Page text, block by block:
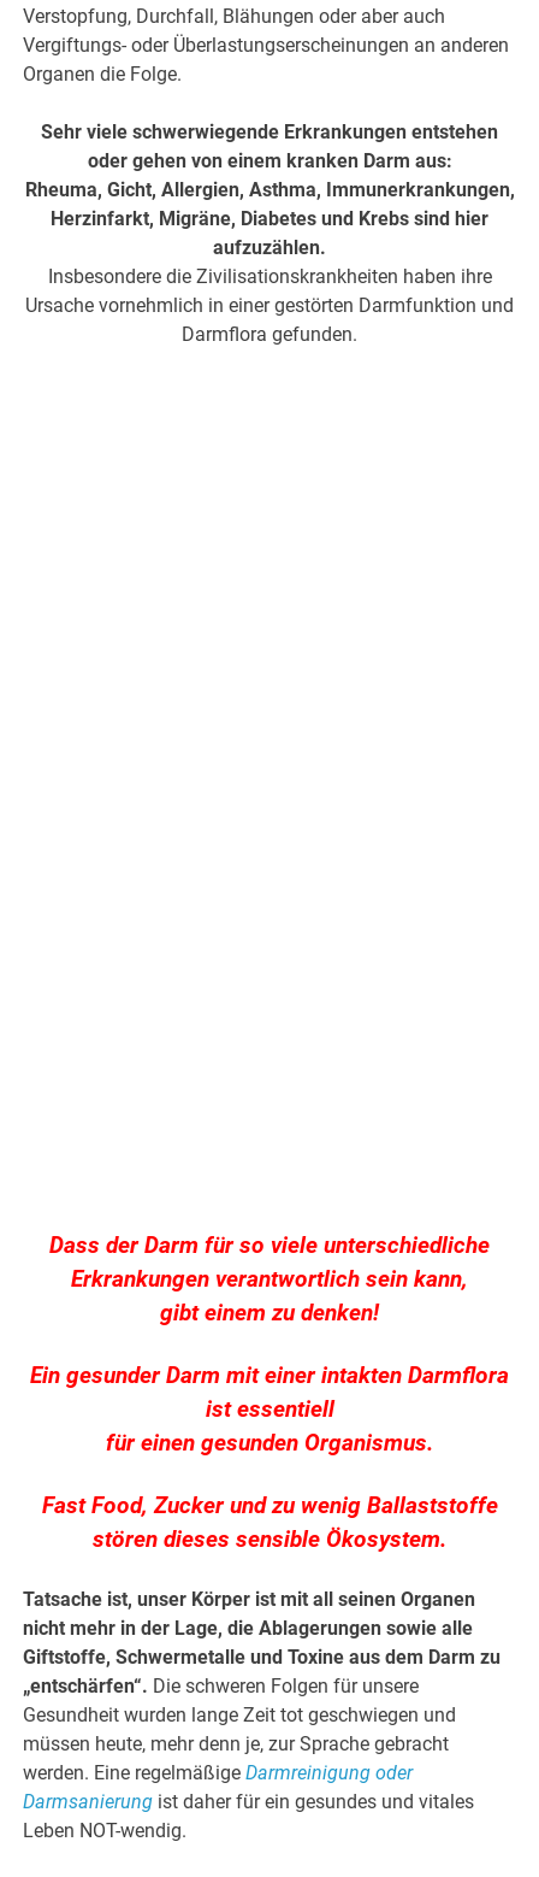
Verstopfung, Durchfall, Blähungen oder aber auch
Vergiftungs- oder Überlastungserscheinungen an anderen
Organen die Folge.
Sehr viele schwerwiegende Erkrankungen entstehen
oder gehen von einem kranken Darm aus:
Rheuma, Gicht, Allergien, Asthma, Immunerkrankungen,
Herzinfarkt, Migräne, Diabetes und Krebs sind hier
aufzuzählen.
Insbesondere die Zivilisationskrankheiten haben ihre
Ursache vornehmlich in einer gestörten Darmfunktion und
Darmflora gefunden.
Dass der Darm für so viele unterschiedliche
Erkrankungen verantwortlich sein kann,
gibt einem zu denken!
Ein gesunder Darm mit einer intakten Darmflora
ist essentiell
für einen gesunden Organismus.
Fast Food, Zucker und zu wenig Ballaststoffe
stören dieses sensible Ökosystem.
Tatsache ist, unser Körper ist mit all seinen Organen
nicht mehr in der Lage, die Ablagerungen sowie alle
Giftstoffe, Schwermetalle und Toxine aus dem Darm zu
„entschärfen“. Die schweren Folgen für unsere
Gesundheit wurden lange Zeit tot geschwiegen und
müssen heute, mehr denn je, zur Sprache gebracht
werden. Eine regelmäßigeDarmreinigung oder
Darmsanierung ist daher für ein gesundes und vitales
Leben NOT-wendig.